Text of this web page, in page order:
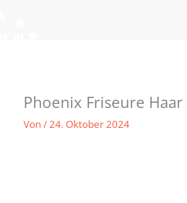
Phoenix Friseure Haar
Von/24. Oktober 2024